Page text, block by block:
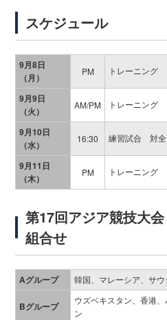
スケジュール
9月8日
（月）
PM トレーニング
9月9日
（火）
AM/PM トレーニング
9月10日
（水）
16:30 練習試合 対全
9月11日
（木）
PM トレーニング
第17回アジア競技大
組合せ
Aグループ 韓国、マレーシア、サ
Bグループ
ウズベキスタン、香港
ン